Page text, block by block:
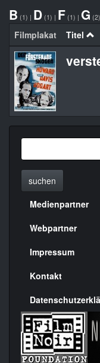
B (1) | D (1) | F (1) | G (2)
Filmplakat Titel
suchen
Menülinks
rechte
Seite
Medienpartner
Webpartner
Impressum
Kontakt